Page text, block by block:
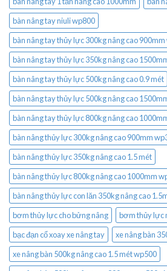
bàn nâng tay niuli wp800
bàn nâng tay thủy lực 300kg nâng cao
bàn nâng tay thủy lực 350kg nâng cao
bàn nâng tay thủy lực 500kg nâng cao 0.9 mét
bàn nâng tay thủy lực 500kg nâng cao
bàn nâng tay thủy lực 800kg nâng cao
bàn nâng thủy lực 300kg nâng cao 900mm
bàn nâng thủy lực 350kg nâng cao 1.5 mét
bàn nâng thủy lực 800kg nâng cao 1000mm
bàn nâng thủy lực con lăn 350kg nâng cao
bơm thủy lực cho bửng nâng
bơm thủy lực
bạc đạn cổ xoay xe nâng tay
xe nâng bàn
xe nâng bàn 500kg nâng cao 1.5 mét wp500